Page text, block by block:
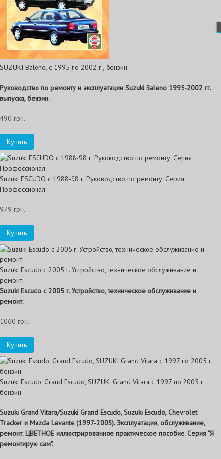
SUZUKI Baleno, с 1995 по 2002 г., бензин
Руководство по ремонту и эксплуатации Suzuki Baleno 1995-2002 гг.
выпуска, бензин.
490 грн.
Купить
Suzuki ESCUDO с 1988-98 г. Руководство по ремонту. Серия
Профессионал
979 грн.
Купить
Suzuki Escudo с 2005 г. Устройство, техническое обслуживание и
ремонт.
Suzuki Escudo с 2005 г. Устройство, техническое обслуживание и
ремонт.
1060 грн.
Купить
Suzuki Escudo, Grand Escudo, SUZUKI Grand Vitara с 1997 по 2005 г.,
бензин
Suzuki Grand Vitara/Suzuki Grand Escudo, Suzuki Escudo, Chevrolet
Tracker и Mazda Levante (1997-2005). Эксплуатация, обслуживание,
ремонт. ЦВЕТНОЕ иллюстрированное практическое пособие. Серия "Я
ремонтирую сам".